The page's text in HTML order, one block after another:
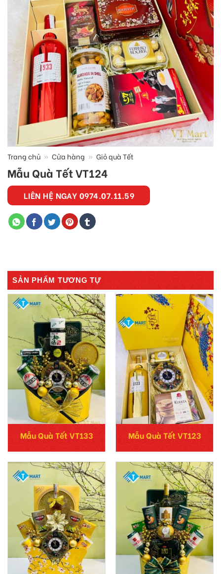
Trang chủ » Cửa hàng » Giỏ quà Tết
Mẫu Quà Tết VT124
LIÊN HỆ NGAY 0974.07.11.59
SẢN PHẨM TƯƠNG TỰ
Mẫu Quà Tết VT133 Mẫu Quà Tết VT123